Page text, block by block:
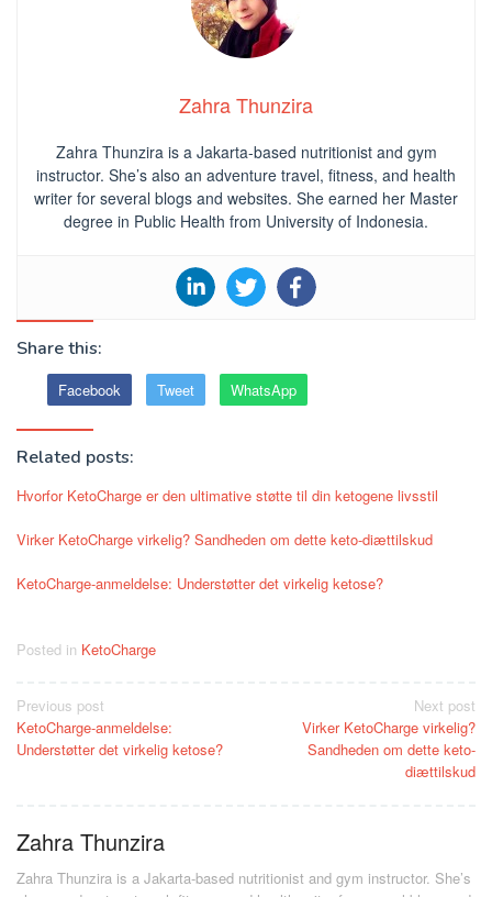
Zahra Thunzira
Zahra Thunzira is a Jakarta-based nutritionist and gym
instructor. She’s also an adventure travel, fitness, and health
writer for several blogs and websites. She earned her Master
degree in Public Health from University of Indonesia.
Share this:
Facebook Tweet WhatsApp
Related posts:
Hvorfor KetoCharge er den ultimative støtte til din ketogene livsstil
Virker KetoCharge virkelig? Sandheden om dette keto-diættilskud
KetoCharge-anmeldelse: Understøtter det virkelig ketose?
Posted in KetoCharge
Post
navigation
Previous post
KetoCharge-anmeldelse:
Understøtter det virkelig ketose?
Next post
Virker KetoCharge virkelig?
Sandheden om dette keto-
diættilskud
Zahra Thunzira
Zahra Thunzira is a Jakarta-based nutritionist and gym instructor. She’s